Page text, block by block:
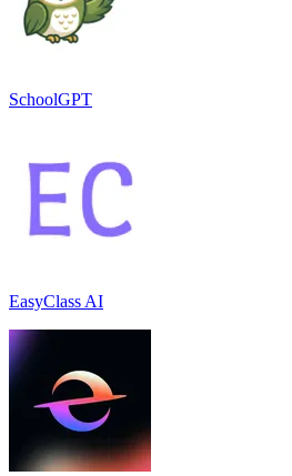
SchoolGPT
EasyClass AI